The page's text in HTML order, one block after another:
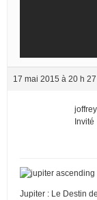
17 mai 2015 à 20 h
Invité
Jupiter : Le Destin